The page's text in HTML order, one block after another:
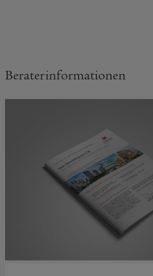
Berater­informationen